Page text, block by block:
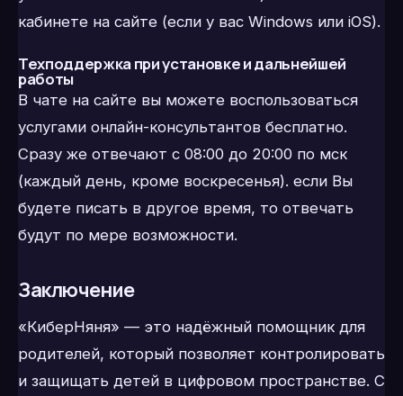
кабинете на сайте (если у вас Windows или iOS).
Техподдержка при установке и дальнейшей
работы
В чате на сайте вы можете воспользоваться
услугами онлайн-консультантов бесплатно.
Сразу же отвечают с 08:00 до 20:00 по мск
(каждый день, кроме воскресенья). если Вы
будете писать в другое время, то отвечать
будут по мере возможности.
Заключение
«КиберНяня» — это надёжный помощник для
родителей, который позволяет контролировать
и защищать детей в цифровом пространстве. С